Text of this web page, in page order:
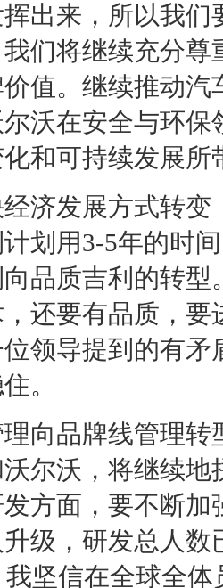
出来，所以我们
们将继续充分
值。继续推动
沃在安全与环保
和可持续发展所
发展方式转变
计划用3-5年的时
向品质吉利 的转型
还要有品质，
领导提到的有
。
品牌线管理转
沃尔沃 ，将继续
方面，要不断
级，研发总人数
我坚信在全球全